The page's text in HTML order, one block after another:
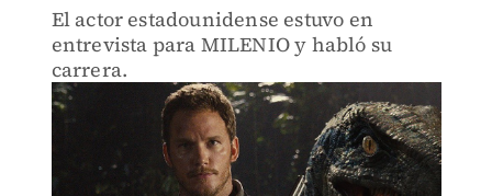
El actor estadounidense estuvo en
entrevista para MILENIO y habló su
carrera.